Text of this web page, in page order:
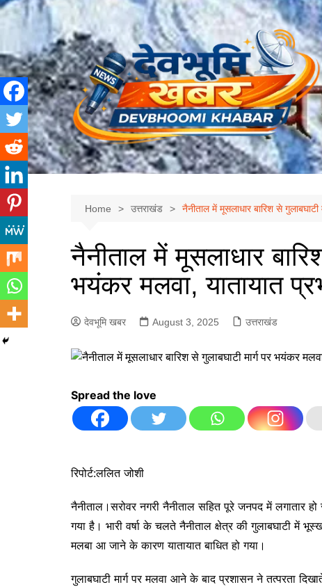
Skip
Home उत्तराखंड नैनीताल में मूसलाधार बारिश से
नैनीताल में मूसलाधार
भयंकर मलवा, यातायात
देवभूमि खबर August 3, 2025 उत्तराखंड
Spread the love
रिपोर्ट:ललित जोशी
नैनीताल।सरोवर नगरी नैनीताल सहित पूरे जनपद में लगातार
गया है। भारी वर्षा के चलते नैनीताल क्षेत्र की गुलाबघाटी में
मलबा आ जाने के कारण यातायात बाधित हो गया।
गुलाबघाटी मार्ग पर मलवा आने के बाद प्रशासन ने तत्परता